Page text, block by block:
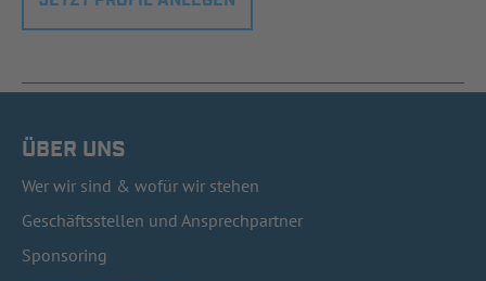
ÜBER UNS
Wer wir sind & wofür wir stehen
Geschäftsstellen und Ansprechpartner
Sponsoring